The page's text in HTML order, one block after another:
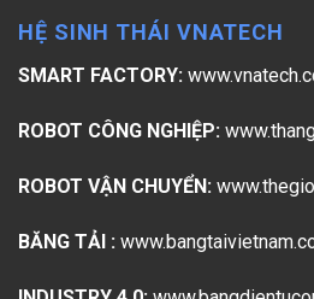
HỆ SINH THÁI VNATECH
SMART FACTORY:
ROBOT CÔNG NGHIỆP:
ROBOT VẬN CHUYỂN:
BĂNG TẢI :